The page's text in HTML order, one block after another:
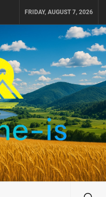
FRIDAY, AUGUST 7, 2026